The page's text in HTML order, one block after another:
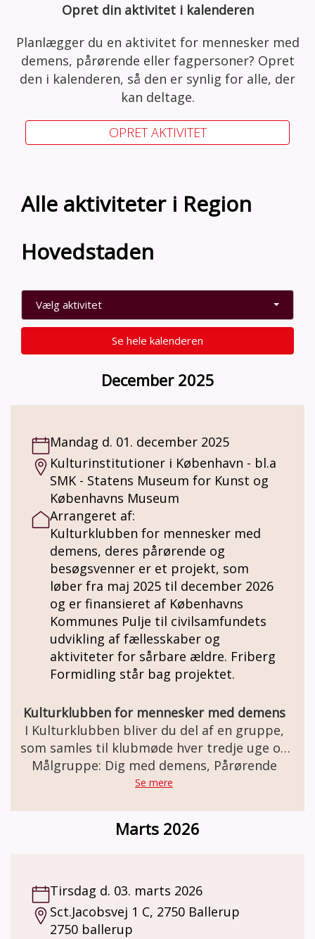
Opret din aktivitet i kalenderen
Planlægger du en aktivitet for mennesker med
demens, pårørende eller fagpersoner? Opret
den i kalenderen, så den er synlig for alle, der
kan deltage.
OPRET AKTIVITET
Alle aktiviteter i Region
Hovedstaden
Vælg aktivitet
Se hele kalenderen
December 2025
Mandag d. 01. december 2025
Kulturinstitutioner i København - bl.a
SMK - Statens Museum for Kunst og
Københavns Museum
Arrangeret af:
Kulturklubben for mennesker med
demens, deres pårørende og
besøgsvenner er et projekt, som
løber fra maj 2025 til december 2026
og er finansieret af Københavns
Kommunes Pulje til civilsamfundets
udvikling af fællesskaber og
aktiviteter for sårbare ældre. Friberg
Formidling står bag projektet.
Kulturklubben for mennesker med demens
I Kulturklubben bliver du del af en gruppe,
som samles til klubmøde hver tredje uge og
får en fælles kulturoplevelse. I bliver
modtaget i døren, og efter ca. en time med
Kulturklubben samarbejder med
kulturoplevelser, og det er hos dem,
klubmøderne finder sted. Hvem kan deltage?
Du skal være bosiddende i Københavns
Målgruppe: Dig med demens, Pårørende
Se mere
Marts 2026
Tirsdag d. 03. marts 2026
Sct.Jacobsvej 1 C, 2750 Ballerup
2750 ballerup